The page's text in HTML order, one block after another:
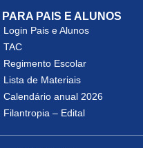
PARA PAIS E ALUNOS
Login Pais e Alunos
TAC
Regimento Escolar
Lista de Materiais
Calendário anual 2026
Filantropia – Edital